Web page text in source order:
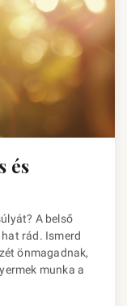
és
A belső
hat rád. Ismerd
önmagadnak,
munka a